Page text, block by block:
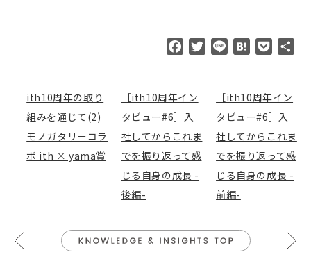
e
b
o
o
k
T
e
H
e
n
a
k
t
ith10周年の取り
組みを通じて(2)
モノガタリーコラ
ボ ith × yama賞
［ith10周年イン
タビュー#6］入
社してからこれま
でを振り返って感
じる自身の成長 -
後編-
［ith10周年イン
タビュー#6］入
社してからこれま
でを振り返って感
じる自身の成長 -
前編-